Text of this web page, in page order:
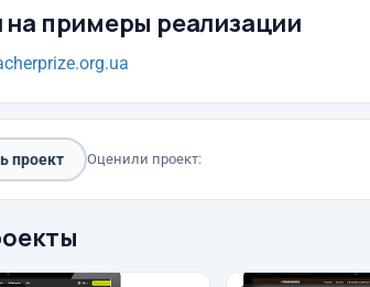
примеры реализации
проект Оценили проект: